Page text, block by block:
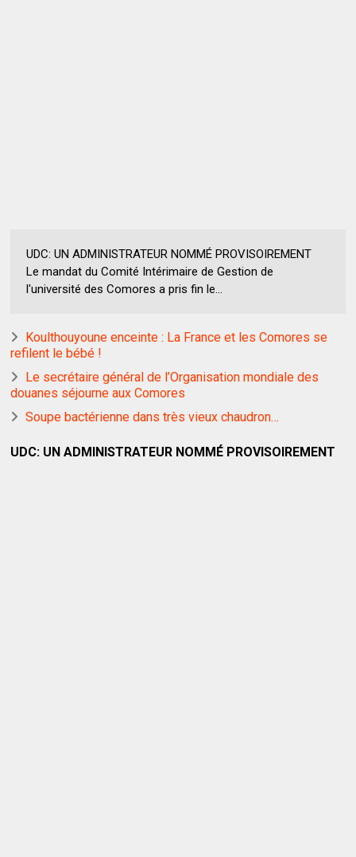
UDC: UN ADMINISTRATEUR NOMMÉ PROVISOIREMENT
Le mandat du Comité Intérimaire de Gestion de
l'université des Comores a pris fin le...
Koulthouyoune enceinte : La France et les Comores se
refilent le bébé !
Le secrétaire général de l’Organisation mondiale des
douanes séjourne aux Comores
Soupe bactérienne dans très vieux chaudron…
UDC: UN ADMINISTRATEUR NOMMÉ PROVISOIREMENT